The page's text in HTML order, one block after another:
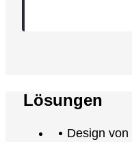
Produkt
Lösungen
Design